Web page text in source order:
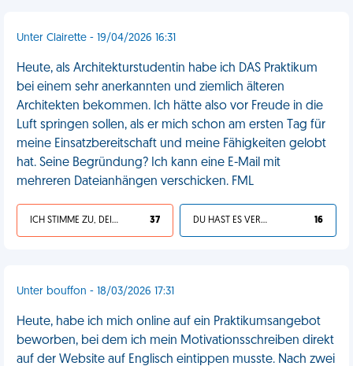
Unter Clairette - 19/04/2026 16:31
Heute, als Architekturstudentin habe ich DAS Praktikum
bei einem sehr anerkannten und ziemlich älteren
Architekten bekommen. Ich hätte also vor Freude in die
Luft springen sollen, als er mich schon am ersten Tag für
meine Einsatzbereitschaft und meine Fähigkeiten gelobt
hat. Seine Begründung? Ich kann eine E-Mail mit
mehreren Dateianhängen verschicken. FML
ICH STIMME ZU, DEIN LEBEN IST SCHEISSE 37 DU HAST ES VERDIENT 16
Unter bouffon - 18/03/2026 17:31
Heute, habe ich mich online auf ein Praktikumsangebot
beworben, bei dem ich mein Motivationsschreiben direkt
auf der Website auf Englisch eintippen musste. Nach zwei